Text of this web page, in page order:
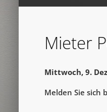
Mieter
Mittwoch, 9.
Melden Sie sich